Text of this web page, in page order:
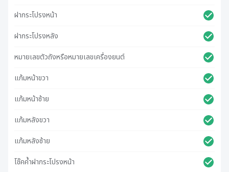
ฝากระโปรงหน้า
ฝากระโปรงหลัง
หมายเลขตัวถังหรือหมายเลขเครื่องยนต์
แก้มหน้าขวา
แก้มหน้าซ้าย
แก้มหลังขวา
แก้มหลังซ้าย
โช๊คค้ำฝากระโปรงหน้า